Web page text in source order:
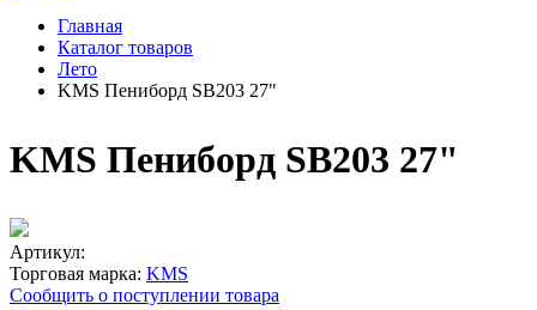
Главная
Каталог товаров
Лето
KMS Пениборд SB203 27"
KMS Пениборд SB203 27"
Артикул:
Торговая марка: KMS
Сообщить о поступлении товара